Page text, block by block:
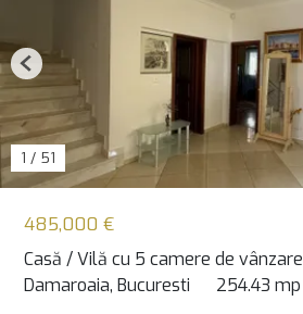
485,000 €
Casă / Vilă cu 5 camere de vânzare
Damaroaia, Bucuresti
254.43 mp
1 / 51
Previous